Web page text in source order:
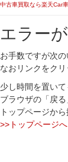
中古車買取なら楽天Car
エラー
お手数ですが次
なおリンクをク
少し時間を置い
ブラウザの「戻
トップページか
>>トップページへ